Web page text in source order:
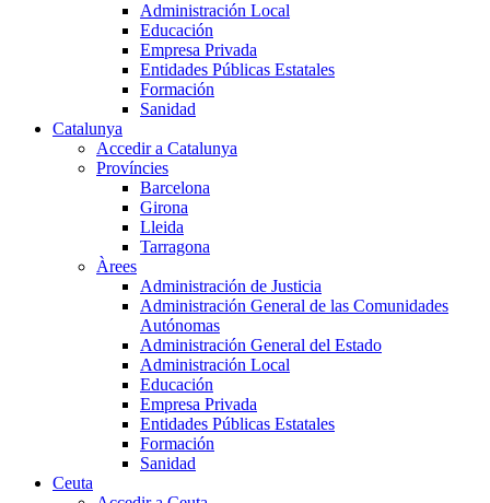
Administración Local
Educación
Empresa Privada
Entidades Públicas Estatales
Formación
Sanidad
Catalunya
Accedir a Catalunya
Províncies
Barcelona
Girona
Lleida
Tarragona
Àrees
Administración de Justicia
Administración General de las Comunidades
Autónomas
Administración General del Estado
Administración Local
Educación
Empresa Privada
Entidades Públicas Estatales
Formación
Sanidad
Ceuta